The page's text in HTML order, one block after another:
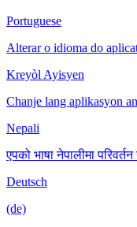
Portuguese
Alterar o idioma do
Kreyòl Ayisyen
Chanje lang aplikasyon
Nepali
एपको भाषा नेपालीमा
Deutsch
(de)